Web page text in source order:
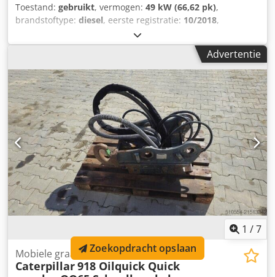
Toestand: gebruikt, vermogen: 49 kW (66,62 pk),
brandstoftype: diesel, eerste registratie: 10/2018,
, bedrijfsturen:
E2CR – CW10 snelwisselsysteem – Extra functie rotatie –
Motor 49,7 kW – Totaalgewicht 8.360 kg – Schild –
Bedrijfsuren 7.900 u Csdpfxeyc Emms Ai Njrf = Verdere
informatie = Aandrijving: rups Leeggewicht: 8.360 kg CE-
markering: ja Referentienummer: 85 Serienummer:
CAT0308EPFJX11724 Neem contact op met Miguel Cubas
voor meer informatie. = Bedrijfsinformatie = Wij zijn
gevestigd tussen Antwerpen en Brussel langs de A12, nabij
de haven van Antwerpen. Openingstijden: maandag tot en
met vrijdag doorlopend van 8:30 tot 19:00.
Advertentie
1 /7
Mobiele graafmachine
Caterpillar918 Oilquick Quick
Zoekopdracht opslaan